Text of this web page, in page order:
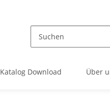
Katalog Download Über